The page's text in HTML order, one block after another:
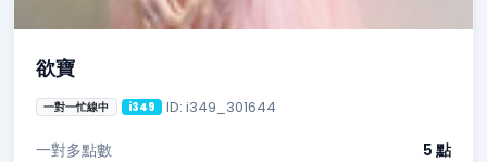
欲寶
一對一忙線中 i349 ID: i349_301644
一對多點數
5 點